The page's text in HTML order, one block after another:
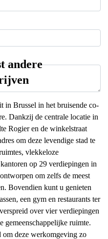
andere
in Brussel in het bruisende co-
Dankzij de centrale locatie in
Rogier en de winkelstraat
om deze levendige stad te
vlekkeloze
op 29 verdiepingen in
om zelfs de meest
Bovendien kunt u genieten
een gym en restaurants ter
over vier verdiepingen
gemeenschappelijke ruimte.
om deze werkomgeving zo